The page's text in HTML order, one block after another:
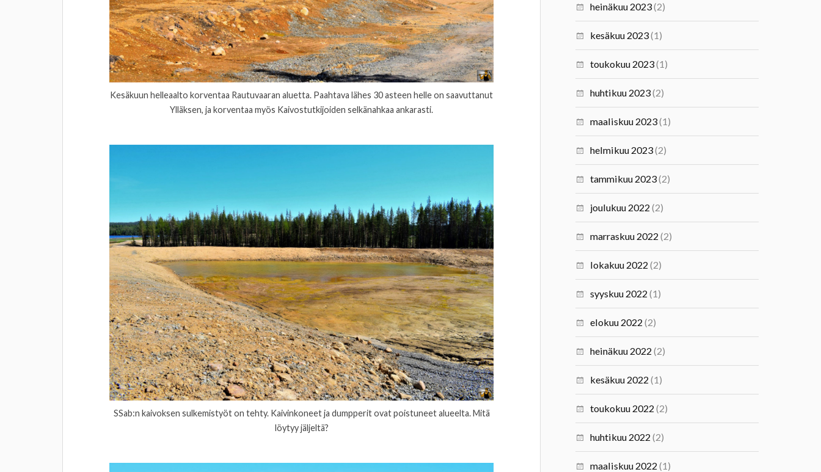
Kesäkuun helleaalto korventaa Rautuvaaran aluetta. Paahtava lähes 30 asteen helle on saavuttanut
Ylläksen, ja korventaa myös Kaivostutkijoiden selkänahkaa ankarasti.
SSab:n kaivoksen sulkemistyöt on tehty. Kaivinkoneet ja dumpperit ovat poistuneet alueelta. Mitä
löytyy jäljeltä?
heinäkuu 2023(2)
kesäkuu 2023(1)
toukokuu 2023(1)
huhtikuu 2023(2)
maaliskuu 2023(1)
helmikuu 2023(2)
tammikuu 2023(2)
joulukuu 2022 (2)
marraskuu 2022 (2)
lokakuu 2022 (2)
syyskuu 2022 (1)
elokuu 2022 (2)
heinäkuu 2022 (2)
kesäkuu 2022 (1)
toukokuu 2022 (2)
huhtikuu 2022 (2)
maaliskuu 2022 (1)